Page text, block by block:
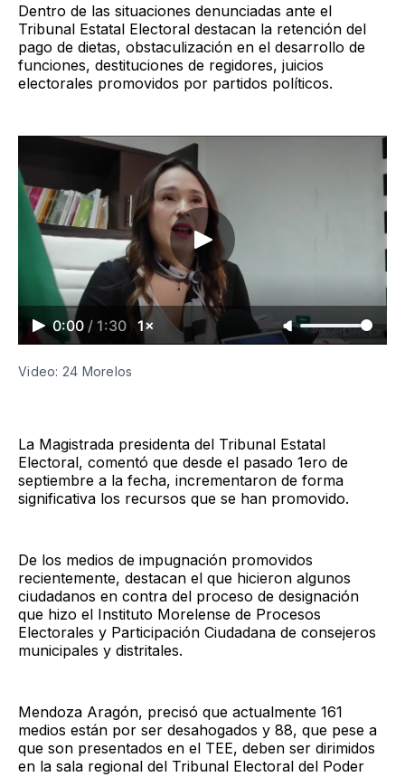
Dentro de las situaciones denunciadas ante el
Tribunal Estatal Electoral destacan la retención del
pago de dietas, obstaculización en el desarrollo de
funciones, destituciones de regidores, juicios
electorales promovidos por partidos políticos.
0:00 / 1:30 1×
Video: 24 Morelos
La Magistrada presidenta del Tribunal Estatal
Electoral, comentó que desde el pasado 1ero de
septiembre a la fecha, incrementaron de forma
significativa los recursos que se han promovido.
De los medios de impugnación promovidos
recientemente, destacan el que hicieron algunos
ciudadanos en contra del proceso de designación
que hizo el Instituto Morelense de Procesos
Electorales y Participación Ciudadana de consejeros
municipales y distritales.
Mendoza Aragón, precisó que actualmente 161
medios están por ser desahogados y 88, que pese a
que son presentados en el TEE, deben ser dirimidos
en la sala regional del Tribunal Electoral del Poder